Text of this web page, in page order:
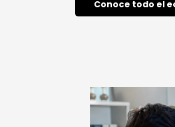
Conoce todo el